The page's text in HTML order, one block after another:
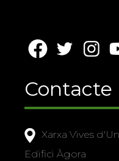
Contacte
Xarxa Vives
Edifici Àgora